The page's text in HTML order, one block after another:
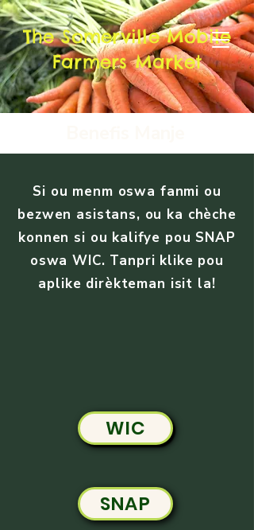
The Somerville Mobile
Farmers Market
Si ou menm oswa fanmi ou
bezwen asistans, ou ka chèche
konnen si ou kalifye pou SNAP
oswa WIC. Tanpri klike pou
aplike dirèkteman isit la!
WIC
SNAP